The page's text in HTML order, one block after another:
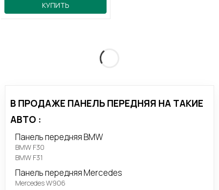
КУПИТЬ
В ПРОДАЖЕ ПАНЕЛЬ ПЕРЕДНЯЯ НА ТАКИЕ
АВТО :
Панель передняя BMW
BMW F30
BMW F31
Панель передняя Mercedes
Mercedes W906